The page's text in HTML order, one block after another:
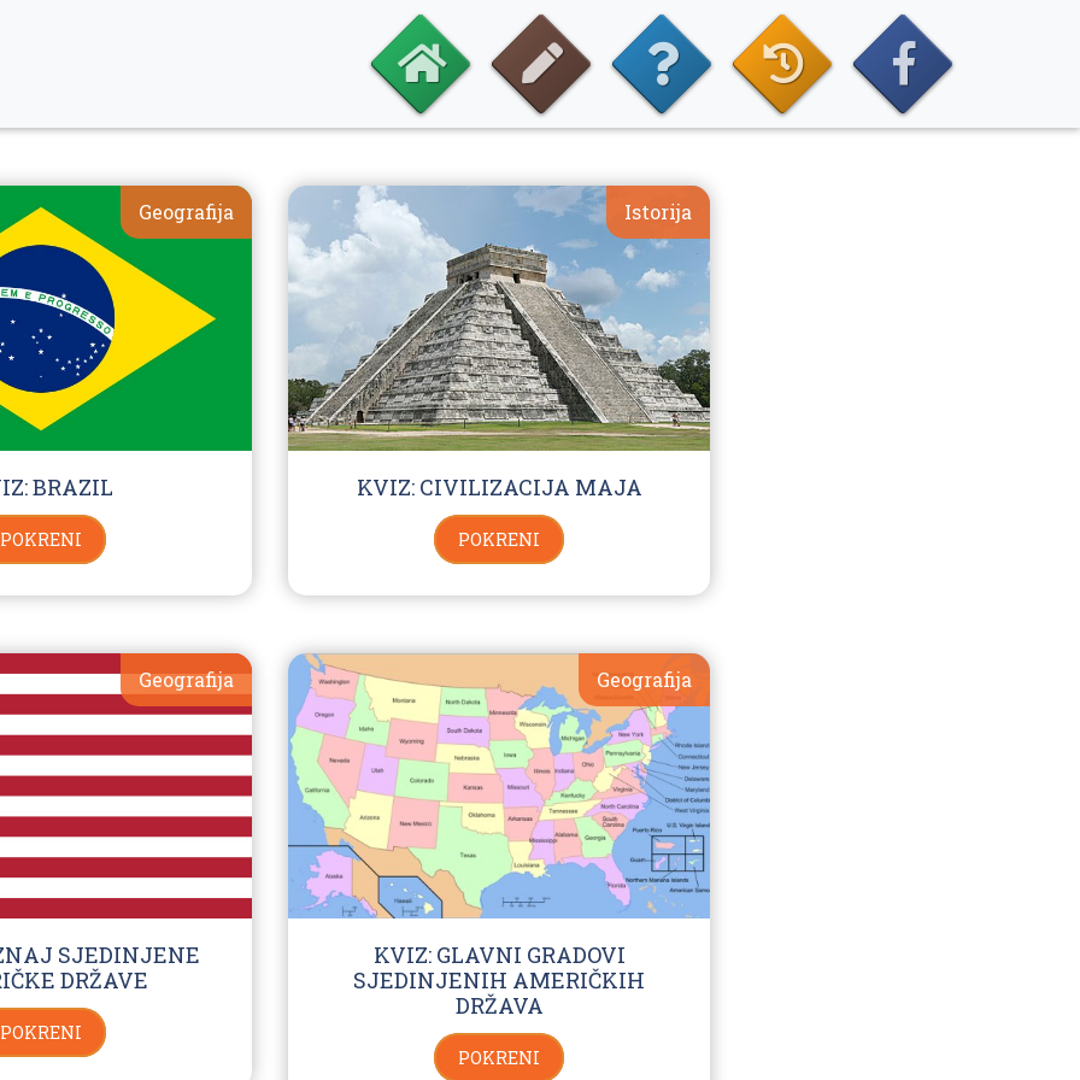
Geografija
BRAZIL
POKRENI
Istorija
KVIZ: CIVILIZACIJA MAJA
POKRENI
Geografija
SJEDINJENE
DRŽAVE
POKRENI
Geografija
KVIZ: GLAVNI GRADOVI
SJEDINJENIH AMERIČKIH
DRŽAVA
POKRENI